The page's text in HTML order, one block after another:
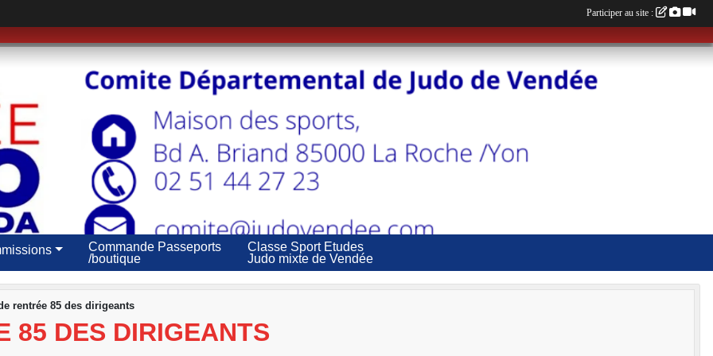
Commande Passeports
/boutique
Classe Sport Etudes
Judo mixte de Vendée
rentrée 85 des dirigeants
85 DES DIRIGEANTS
Participer au site :